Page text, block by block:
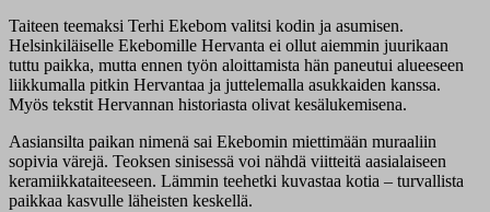
Taiteen teemaksi Terhi Ekebom valitsi kodin ja asumisen.
Helsinkiläiselle Ekebomille Hervanta ei ollut aiemmin juurikaan
tuttu paikka, mutta ennen työn aloittamista hän paneutui alueeseen
liikkumalla pitkin Hervantaa ja juttelemalla asukkaiden kanssa.
Myös tekstit Hervannan historiasta olivat kesälukemisena.
Aasiansilta paikan nimenä sai Ekebomin miettimään muraaliin
sopivia värejä. Teoksen sinisessä voi nähdä viitteitä aasialaiseen
keramiikkataiteeseen. Lämmin teehetki kuvastaa kotia – turvallista
paikkaa kasvulle läheisten keskellä.